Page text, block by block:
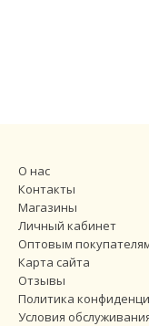
О нас
Контакты
Магазины
Личный кабинет
Оптовым
Карта сайта
Отзывы
Политика
Условия